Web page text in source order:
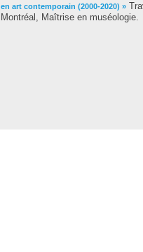
en art contemporain (2000-2020) »
Montréal, Maîtrise en muséologie.